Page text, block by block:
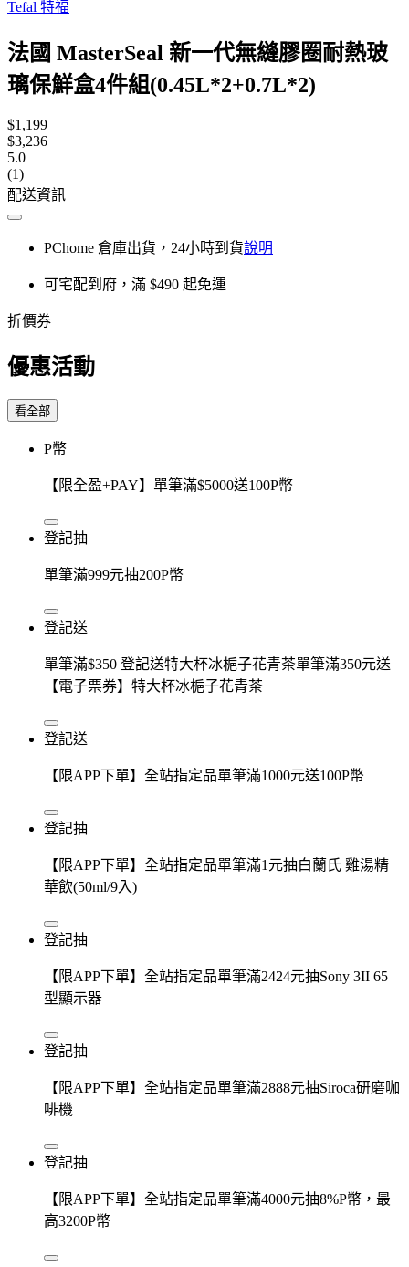
Tefal 特福
法國 MasterSeal 新一代無縫膠圈耐熱玻
璃保鮮盒4件組(0.45L*2+0.7L*2)
$1,199
$3,236
5.0
(1)
配送資訊
PChome 倉庫出貨，24小時到貨說明
可宅配到府，滿 $490 起免運
折價券
優惠活動
看全部
P幣
【限全盈+PAY】單筆滿$5000送100P幣
登記抽
單筆滿999元抽200P幣
登記送
單筆滿$350 登記送特大杯冰梔子花青茶單筆滿350元送
【電子票券】特大杯冰梔子花青茶
登記送
【限APP下單】全站指定品單筆滿1000元送100P幣
登記抽
【限APP下單】全站指定品單筆滿1元抽白蘭氏 雞湯精
華飲(50ml/9入)
登記抽
【限APP下單】全站指定品單筆滿2424元抽Sony 3II 65
型顯示器
登記抽
【限APP下單】全站指定品單筆滿2888元抽Siroca研磨咖
啡機
登記抽
【限APP下單】全站指定品單筆滿4000元抽8%P幣，最
高3200P幣